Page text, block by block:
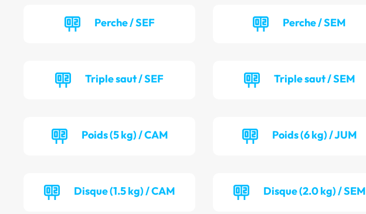
Perche / SEF Perche / SEM
Triple saut / SEF Triple saut / SEM
Poids (5 kg) / CAM Poids (6 kg) / JUM
Disque (1.5 kg) / CAM Disque (2.0 kg) / SEM